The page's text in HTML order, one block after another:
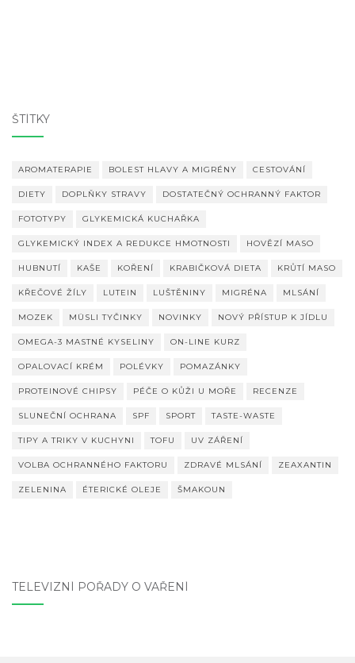
ŠTÍTKY
AROMATERAPIE BOLEST HLAVY A MIGRÉNY CESTOVÁNÍ
DIETY DOPLŇKY STRAVY DOSTATEČNÝ OCHRANNÝ FAKTOR
FOTOTYPY GLYKEMICKÁ KUCHAŘKA
GLYKEMICKÝ INDEX A REDUKCE HMOTNOSTI HOVĚZÍ MASO
HUBNUTÍ KAŠE KOŘENÍ KRABIČKOVÁ DIETA KRŮTÍ MASO
KŘEČOVÉ ŽÍLY LUTEIN LUŠTĚNINY MIGRÉNA MLSÁNÍ
MOZEK MÜSLI TYČINKY NOVINKY NOVÝ PŘÍSTUP K JÍDLU
OMEGA-3 MASTNÉ KYSELINY ON-LINE KURZ
OPALOVACÍ KRÉM POLÉVKY POMAZÁNKY
PROTEINOVÉ CHIPSY PÉČE O KŮŽI U MOŘE RECENZE
SLUNEČNÍ OCHRANA SPF SPORT TASTE-WASTE
TIPY A TRIKY V KUCHYNI TOFU UV ZÁŘENÍ
VOLBA OCHRANNÉHO FAKTORU ZDRAVÉ MLSÁNÍ ZEAXANTIN
ZELENINA ÉTERICKÉ OLEJE ŠMAKOUN
TELEVIZNÍ POŘADY O VAŘENÍ